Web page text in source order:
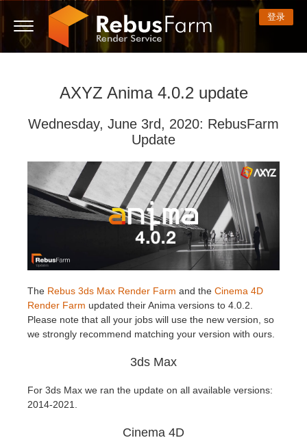
技术支持贴
显示话题贴
新话题贴
我的REBUS
ControlCenter
无限渲染服务
支付历史
编辑个人资料
技术支持贴
3D ARTIST OF THE YEAR
2022
2021
2018
2017
比赛
Creative 3D Lab. Challenge
Architecture 3D Challenge
Memories Challenge
社区
RebusArt
3D Artist of the Month
3D Artist of the Year
支持
常见问题解答
使用指南
保密协议
价格
价格和折扣
费用计算器
租期内不限时渲染设备租用
3D 软件
3ds Max
Cinema 4D
Maya
V-Ray
Corona
Redshift
Octane
开始使用
快速入门指南
下载软件
TeamManager
登录
AXYZ Anima 4.0.2 update
Wednesday, June 3rd, 2020: RebusFarm
Update
The Rebus 3ds Max Render Farm and the Cinema 4D
Render Farm updated their Anima versions to 4.0.2.
Please note that all your jobs will use the new version, so
we strongly recommend matching your version with ours.
3ds Max
For 3ds Max we ran the update on all available versions:
2014-2021.
Cinema 4D